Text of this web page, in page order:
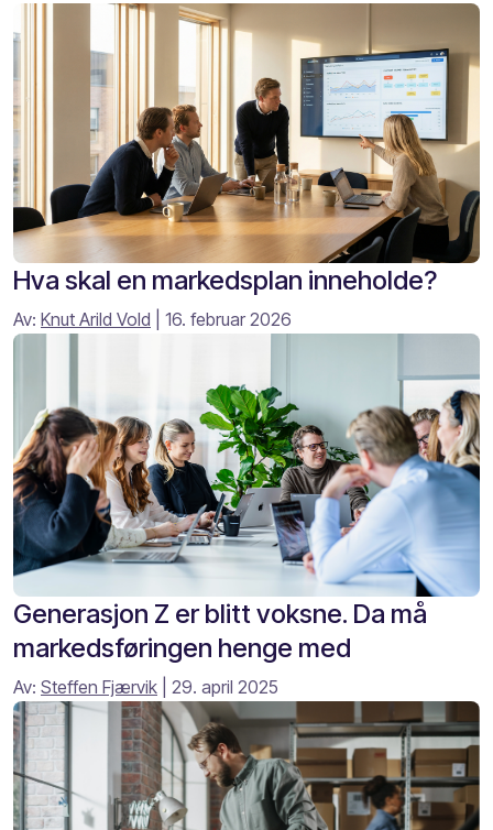
Hva skal en markedsplan inneholde?
Av: Knut Arild Vold | 16. februar 2026
Generasjon Z er blitt voksne. Da må
markedsføringen henge med
Av: Steffen Fjærvik | 29. april 2025